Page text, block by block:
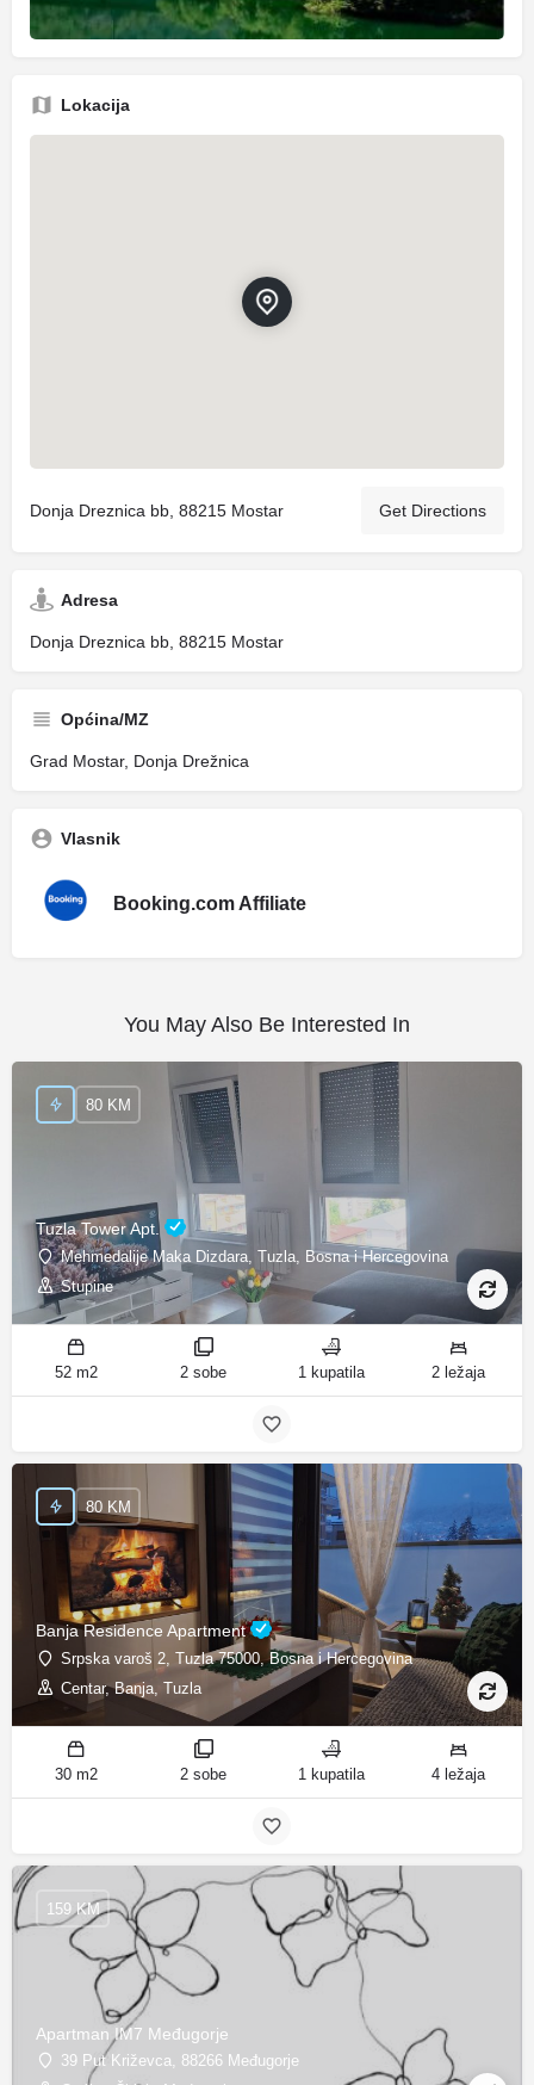
Lokacija
Donja Dreznica bb, 88215 Mostar Get Directions
Adresa
Donja Dreznica bb, 88215 Mostar
Općina/MZ
Grad Mostar, Donja Drežnica
Vlasnik
Booking.com Affiliate
You May Also Be Interested In
Tuzla Tower Apt.
Mehmedalije Maka Dizdara, Tuzla, Bosna i Hercegovina
Stupine
80 KM
52 m2 2 sobe 1 kupatila 2 ležaja
Banja Residence Apartment
Srpska varoš 2, Tuzla 75000, Bosna i Hercegovina
Centar, Banja, Tuzla
80 KM
30 m2 2 sobe 1 kupatila 4 ležaja
Apartman IM7 Međugorje
39 Put Križevca, 88266 Međugorje
159 KM